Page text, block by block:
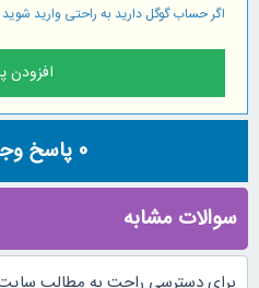
اگر حساب گوگل دارید به راحتی وارید شوید
0 پاسخ
سوالات مشابه